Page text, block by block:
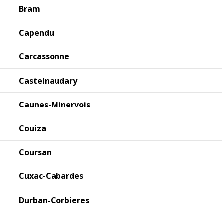
Bram
Capendu
Carcassonne
Castelnaudary
Caunes-Minervois
Couiza
Coursan
Cuxac-Cabardes
Durban-Corbieres